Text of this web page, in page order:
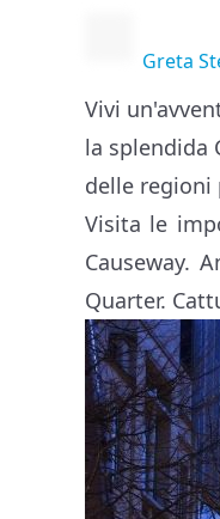
Greta
Vivi
la splendida
delle regioni
Visita le
Causeway.
Quarter.